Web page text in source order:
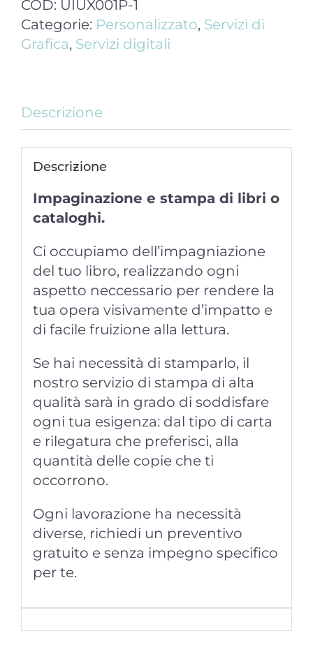
COD: UIUX001P-1
Categorie: Personalizzato, Servizi di
Grafica, Servizi digitali
Descrizione
Descrizione
Impaginazione e stampa di libri o
cataloghi.
Ci occupiamo dell’impagniazione
del tuo libro, realizzando ogni
aspetto neccessario per rendere la
tua opera visivamente d’impatto e
di facile fruizione alla lettura.
Se hai necessità di stamparlo, il
nostro servizio di stampa di alta
qualità sarà in grado di soddisfare
ogni tua esigenza: dal tipo di carta
e rilegatura che preferisci, alla
quantità delle copie che ti
occorrono.
Ogni lavorazione ha necessità
diverse, richiedi un preventivo
gratuito e senza impegno specifico
per te.